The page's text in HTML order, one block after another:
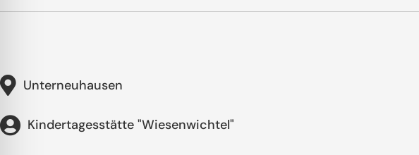
Unterneuhausen
Kindertagesstätte "Wiesenwichtel"